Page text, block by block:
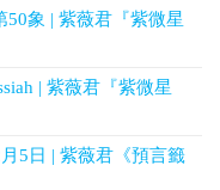
象 | 紫薇君『紫微星
| 紫薇君『紫微星
5日 | 紫薇君《預言籤